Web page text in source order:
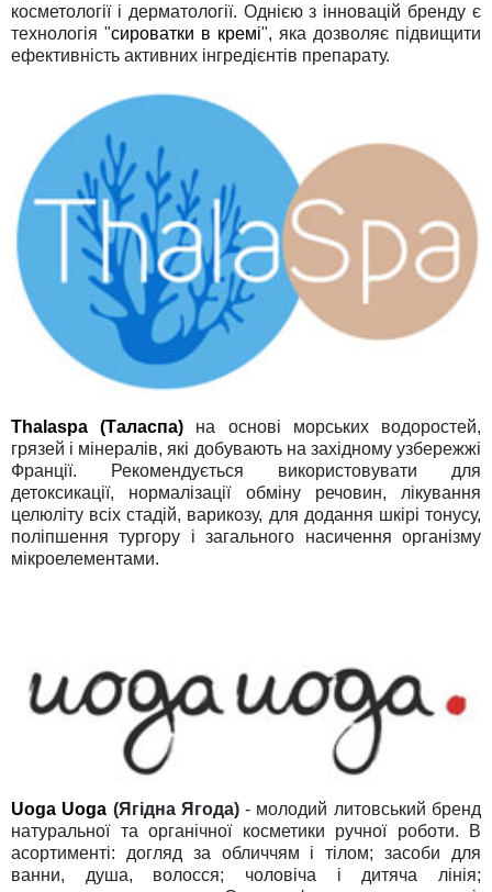
косметології і дерматології. Однією з інновацій бренду є
технологія "сироватки в кремі", яка дозволяє підвищити
ефективність активних інгредієнтів препарату.
Thalaspa (Таласпа) на основі морських водоростей,
грязей і мінералів, які добувають на західному узбережжі
Франції. Рекомендується використовувати для
детоксикації, нормалізації обміну речовин, лікування
целюліту всіх стадій, варикозу, для додання шкірі тонусу,
поліпшення тургору і загального насичення організму
мікроелементами.
Uoga Uoga (Ягідна Ягода)- молодий литовський бренд
натуральної та органічної косметики ручної роботи. В
асортименті: догляд за обличчям і тілом; засоби для
ванни, душа, волосся; чоловіча і дитяча лінія;